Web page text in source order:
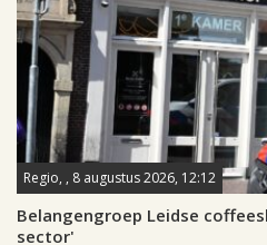
Regio, , 8 augustus 2026, 12:12
Belangengroep Leidse
sector'